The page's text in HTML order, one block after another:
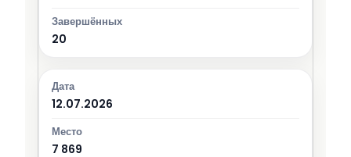
20
12.07.2026
7 869